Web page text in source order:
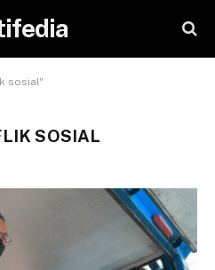
sosial"
SOSIAL